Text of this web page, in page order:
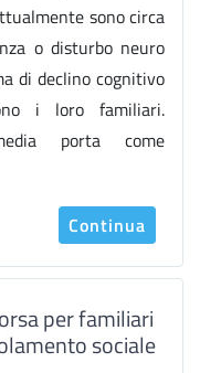
sono circa
o disturbo neuro
di declino cognitivo
i loro familiari.
porta come
Continua
per familiari
sociale